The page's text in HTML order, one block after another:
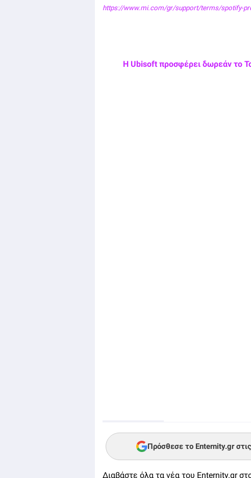
https://www.mi.com/gr/support/terms/spotify-
Η Ubisoft προσφέρει δωρεάν το
Πρόσθεσε το Enternity.gr
Διαβάστε όλα τα νέα του Enternity.gr